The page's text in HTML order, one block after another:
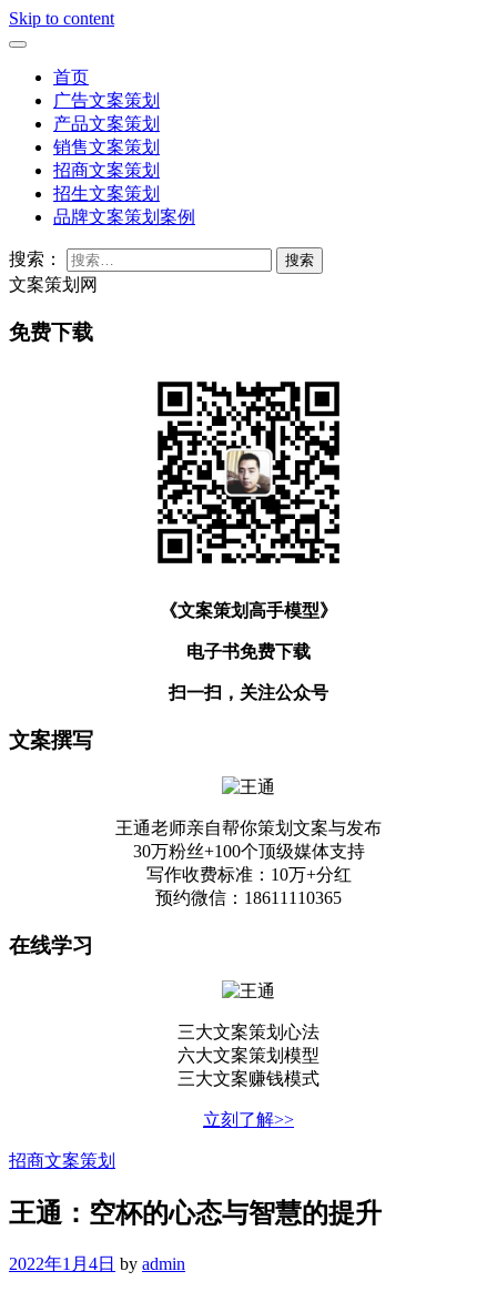
Skip to content
首页
广告文案策划
产品文案策划
销售文案策划
招商文案策划
招生文案策划
品牌文案策划案例
搜索：
文案策划网
免费下载
《文案策划高手模型》
电子书免费下载
扫一扫，关注公众号
文案撰写
王通老师亲自帮你策划文案与发布
30万粉丝+100个顶级媒体支持
写作收费标准：10万+分红
预约微信：18611110365
在线学习
三大文案策划心法
六大文案策划模型
三大文案赚钱模式
立刻了解>>
招商文案策划
王通：空杯的心态与智慧的提升
2022年1月4日 by admin